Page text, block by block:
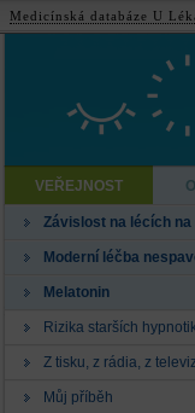
VEŘEJNOST
Závislost na lécích na
Moderní léčba
Melatonin
Rizika starších
Z tisku, z rádia, z
Můj příběh
Medicínská databáze U